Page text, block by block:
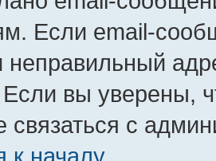
Если email-
неправильный
вы уверены,
связаться с
к началу